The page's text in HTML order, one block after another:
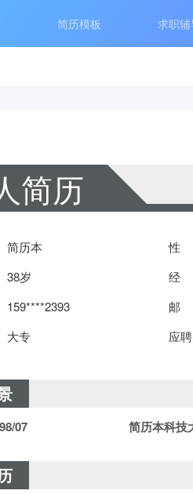
简历模板 求职辅
简历
简历本 性
38岁 经
159****2393 邮
大专 应
07 简历本科技